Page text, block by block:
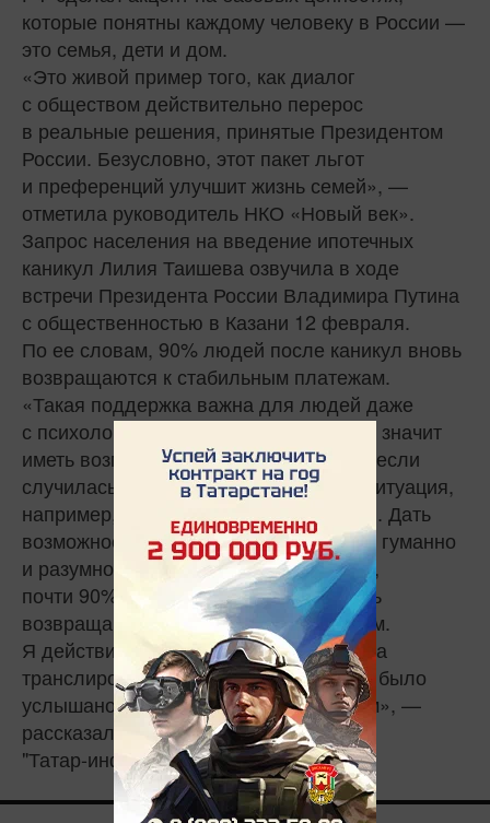
которые понятны каждому человеку в России —
это семья, дети и дом.
«Это живой пример того, как диалог
с обществом действительно перерос
в реальные решения, принятые Президентом
России. Безусловно, этот пакет льгот
и преференций улучшит жизнь семей», —
отметила руководитель НКО «Новый век».
Запрос населения на введение ипотечных
каникул Лилия Таишева озвучила в ходе
встречи Президента России Владимира Путина
с общественностью в Казани 12 февраля.
По ее словам, 90% людей после каникул вновь
возвращаются к стабильным платежам.
«Такая поддержка важна для людей даже
с психологической точки зрения — это значит
иметь возможность идти по “плану В”, если
случилась какая-то непредвиденная ситуация,
например, болезнь или потеря работы. Дать
возможность восстановиться — более гуманно
и разумно. По разным исследованиям,
почти 90% людей после каникул вновь
возвращаются к стабильным платежам.
Я действительно рада тому, что смогла
транслировать запрос общества и это было
услышано и поддержано Президентом», —
рассказала Таишева.
"Татар-информ"